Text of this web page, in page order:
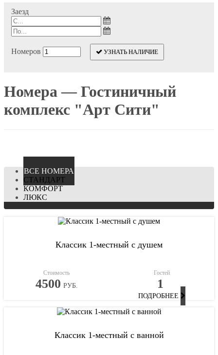
Заезд
Номеров УЗНАТЬ НАЛИЧИЕ
Номера — Гостиничный
комплекс "Арт Сити"
ВCЕ НОМЕРА
СТАНДАРТ
КОМФОРТ
ЛЮКС
Классик 1-местный с душем
Стоимость
4500 РУБ.
Гостей
1
ПОДРОБНЕЕ
Классик 1-местный с ванной